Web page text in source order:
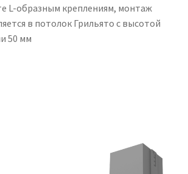
L-образным креплениям, монтаж
в потолок Грильято с высотой
50 мм